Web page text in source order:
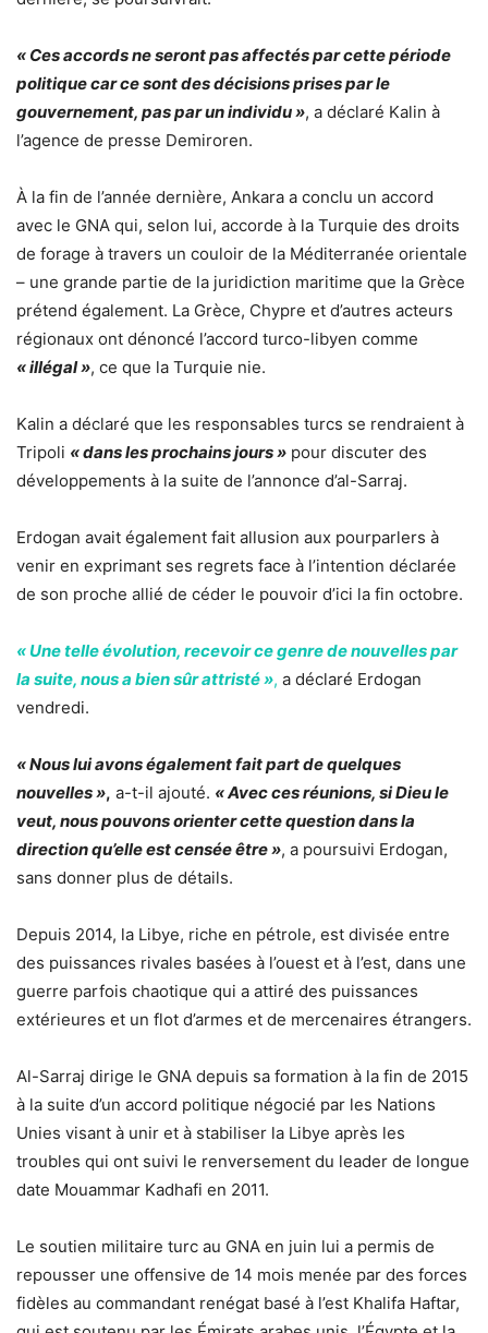
« Ces accords ne seront pas affectés par cette période
politique car ce sont des décisions prises par le
gouvernement, pas par un individu », a déclaré Kalin à
l’agence de presse Demiroren.
À la fin de l’année dernière, Ankara a conclu un accord
avec le GNA qui, selon lui, accorde à la Turquie des droits
de forage à travers un couloir de la Méditerranée orientale
– une grande partie de la juridiction maritime que la Grèce
prétend également. La Grèce, Chypre et d’autres acteurs
régionaux ont dénoncé l’accord turco-libyen comme
« illégal », ce que la Turquie nie.
Kalin a déclaré que les responsables turcs se rendraient à
Tripoli « dans les prochains jours » pour discuter des
développements à la suite de l’annonce d’al-Sarraj.
Erdogan avait également fait allusion aux pourparlers à
venir en exprimant ses regrets face à l’intention déclarée
de son proche allié de céder le pouvoir d’ici la fin octobre.
« Une telle évolution, recevoir ce genre de nouvelles par
la suite, nous a bien sûr attristé », a déclaré Erdogan
vendredi.
« Nous lui avons également fait part de quelques
nouvelles », a-t-il ajouté. « Avec ces réunions, si Dieu le
veut, nous pouvons orienter cette question dans la
direction qu’elle est censée être », a poursuivi Erdogan,
sans donner plus de détails.
Depuis 2014, la Libye, riche en pétrole, est divisée entre
des puissances rivales basées à l’ouest et à l’est, dans une
guerre parfois chaotique qui a attiré des puissances
extérieures et un flot d’armes et de mercenaires étrangers.
Al-Sarraj dirige le GNA depuis sa formation à la fin de 2015
à la suite d’un accord politique négocié par les Nations
Unies visant à unir et à stabiliser la Libye après les
troubles qui ont suivi le renversement du leader de longue
date Mouammar Kadhafi en 2011.
Le soutien militaire turc au GNA en juin lui a permis de
repousser une offensive de 14 mois menée par des forces
fidèles au commandant renégat basé à l’est Khalifa Haftar,